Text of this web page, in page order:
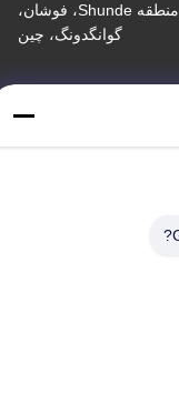
منطقه صنعتی تانکون، شهر چنچون، منطقه Shunde، فوشان،
گوانگدونگ، چین